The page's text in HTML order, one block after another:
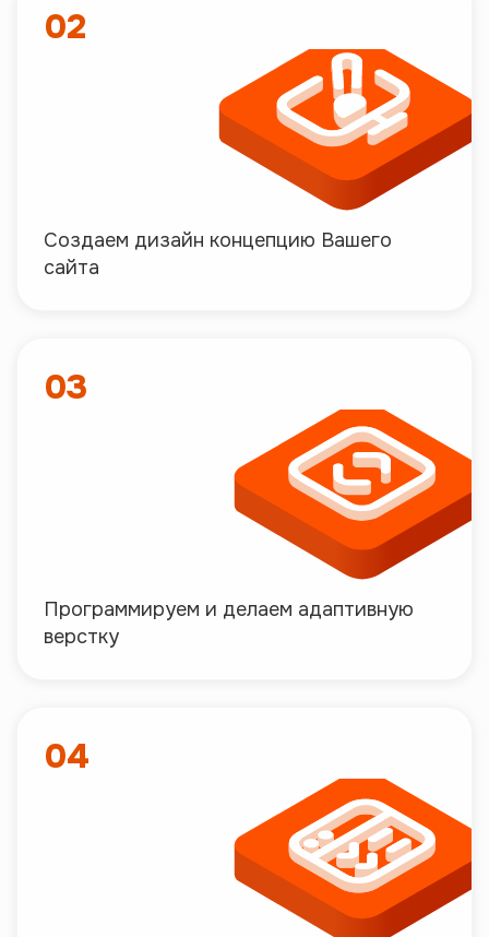
02
Создаем дизайн концепцию Вашего
сайта
03
Программируем и делаем адаптивную
верстку
04